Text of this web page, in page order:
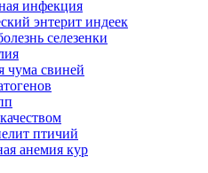
инфекция
энтерит индеек
селезенки
чума свиней
птичий
анемия кур